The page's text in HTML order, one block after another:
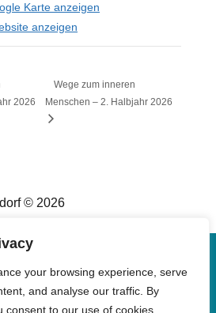
your browsing experience, serve
and analyse our traffic. By
consent to our use of cookies.
Karte anzeigen
anzeigen
2026
Wege zum inneren
Menschen – 2. Halbjahr 2026
© 2026